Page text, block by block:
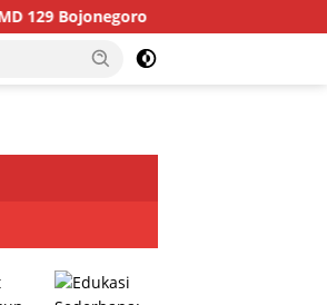
Merajut Asa di Dusun Krebet: